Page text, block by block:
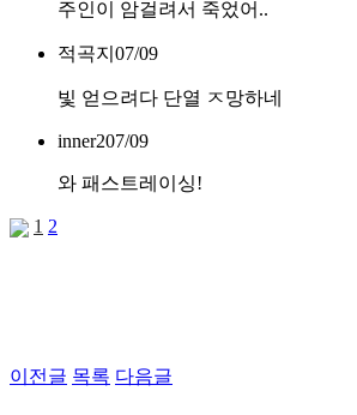
주인이 암걸려서 죽었어..
적곡지 07/09
빛 얻으려다 단열 ㅈ망하네
inner207/09
와 패스트레이싱!
1 2
이전글 목록 다음글